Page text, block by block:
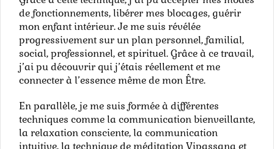
de fonctionnements, libérer mes blocages, guérir
mon enfant intérieur. Je me suis révélée
progressivement sur un plan personnel, familial,
social, professionnel, et spirituel. Grâce à ce travail,
j’ai pu découvrir qui j’étais réellement et me
connecter à l’essence même de mon Être.
En parallèle, je me suis formée à différentes
techniques comme la communication bienveillante,
la relaxation consciente, la communication
intuitive, la technique de méditation Vipassana et